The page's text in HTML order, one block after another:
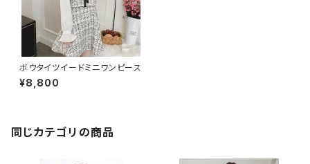
ボウタイツイードミニワンピース
¥8,800
同じカテゴリの商品